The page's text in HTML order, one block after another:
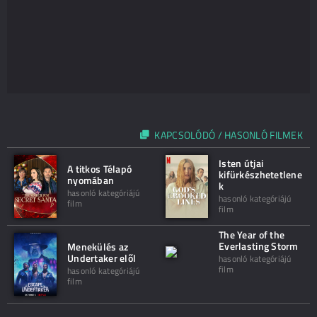
KAPCSOLÓDÓ / HASONLÓ FILMEK
A titkos Télapó
nyomában
hasonló kategóriájú
film
Isten útjai
kifürkészhetetlene
k
hasonló kategóriájú
film
Menekülés az
Undertaker elől
hasonló kategóriájú
film
The Year of the
Everlasting Storm
hasonló kategóriájú
film